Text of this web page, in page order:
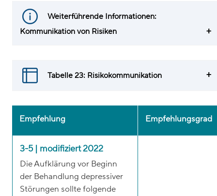
Weiterführende Informationen:
Kommunikation von Risiken
Tabelle 23: Risikokommunikation
Empfehlung Empfehlungsgrad
3-5 | modifiziert 2022
Die Aufklärung vor Beginn
der Behandlung depressiver
Störungen sollte folgende